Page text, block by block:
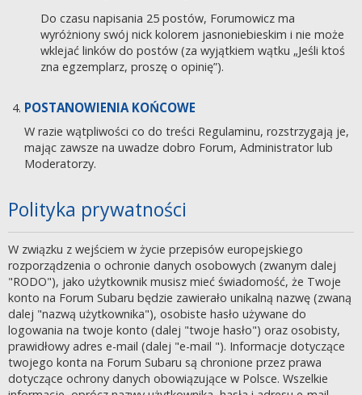
Do czasu napisania 25 postów, Forumowicz ma
wyróżniony swój nick kolorem jasnoniebieskim i nie może
wklejać linków do postów (za wyjątkiem wątku „Jeśli ktoś
zna egzemplarz, proszę o opinię”).
POSTANOWIENIA KOŃCOWE
W razie wątpliwości co do treści Regulaminu, rozstrzygają je,
mając zawsze na uwadze dobro Forum, Administrator lub
Moderatorzy.
Polityka prywatności
W związku z wejściem w życie przepisów europejskiego
rozporządzenia o ochronie danych osobowych (zwanym dalej
"RODO"), jako użytkownik musisz mieć świadomość, że Twoje
konto na Forum Subaru będzie zawierało unikalną nazwę (zwaną
dalej "nazwą użytkownika"), osobiste hasło używane do
logowania na twoje konto (dalej "twoje hasło") oraz osobisty,
prawidłowy adres e-mail (dalej "e-mail "). Informacje dotyczące
twojego konta na Forum Subaru są chronione przez prawa
dotyczące ochrony danych obowiązujące w Polsce. Wszelkie